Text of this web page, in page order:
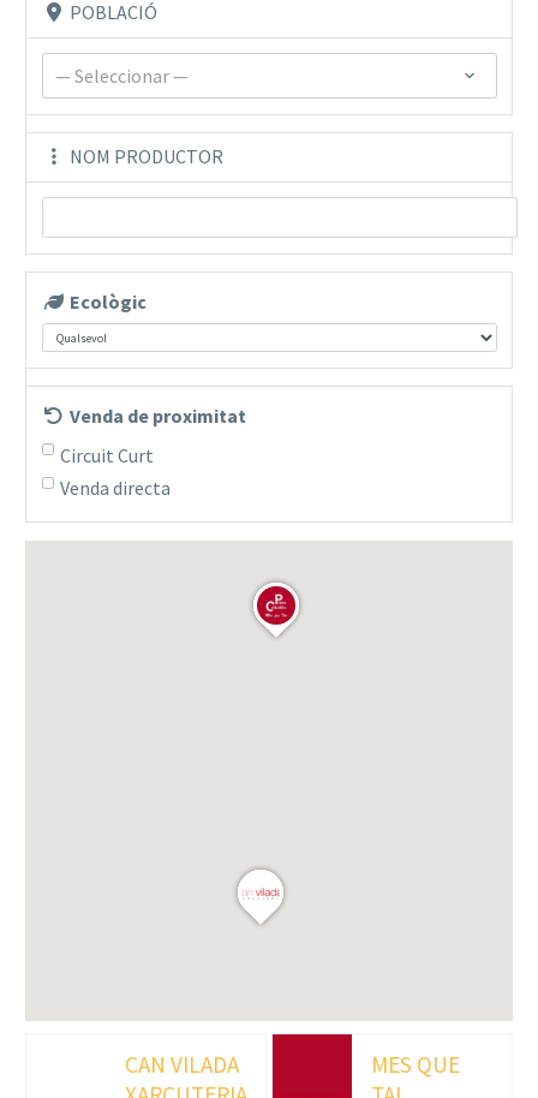
POBLACIÓ
— Seleccionar —
NOM PRODUCTOR
Ecològic
Venda de proximitat
Circuit Curt
Venda directa
CAN VILADA
MES QUE